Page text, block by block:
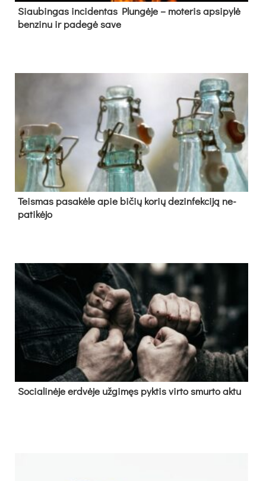
Siau­bin­gas in­ci­den­tas Plun­gė­je – mo­te­ris ap­si­py­lė
ben­zi­nu ir pa­de­gė sa­ve
Teis­mas pa­sa­kė­le apie bi­čių ko­rių de­zin­fek­ci­ją ne­
pa­ti­kė­jo
So­cia­li­nė­je erd­vė­je už­gi­męs pyk­tis vir­to smur­to ak­tu